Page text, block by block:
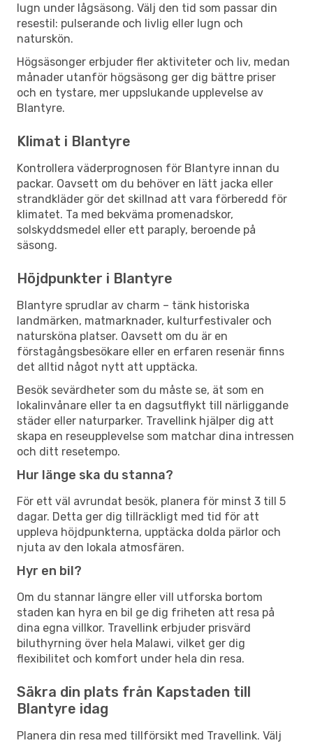
lugn under lågsäsong. Välj den tid som passar din
resestil: pulserande och livlig eller lugn och
naturskön.
Högsäsonger erbjuder fler aktiviteter och liv, medan
månader utanför högsäsong ger dig bättre priser
och en tystare, mer uppslukande upplevelse av
Blantyre.
Klimat i Blantyre
Kontrollera väderprognosen för Blantyre innan du
packar. Oavsett om du behöver en lätt jacka eller
strandkläder gör det skillnad att vara förberedd för
klimatet. Ta med bekväma promenadskor,
solskyddsmedel eller ett paraply, beroende på
säsong.
Höjdpunkter i Blantyre
Blantyre sprudlar av charm – tänk historiska
landmärken, matmarknader, kulturfestivaler och
natursköna platser. Oavsett om du är en
förstagångsbesökare eller en erfaren resenär finns
det alltid något nytt att upptäcka.
Besök sevärdheter som du måste se, ät som en
lokalinvånare eller ta en dagsutflykt till närliggande
städer eller naturparker. Travellink hjälper dig att
skapa en reseupplevelse som matchar dina intressen
och ditt resetempo.
Hur länge ska du stanna?
För ett väl avrundat besök, planera för minst 3 till 5
dagar. Detta ger dig tillräckligt med tid för att
uppleva höjdpunkterna, upptäcka dolda pärlor och
njuta av den lokala atmosfären.
Hyr en bil?
Om du stannar längre eller vill utforska bortom
staden kan hyra en bil ge dig friheten att resa på
dina egna villkor. Travellink erbjuder prisvärd
biluthyrning över hela Malawi, vilket ger dig
flexibilitet och komfort under hela din resa.
Säkra din plats från Kapstaden till
Blantyre idag
Planera din resa med tillförsikt med Travellink. Välj